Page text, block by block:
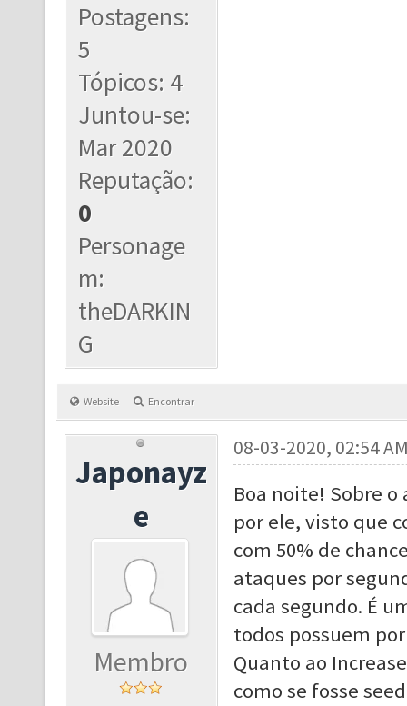
Postagens:
5
Tópicos: 4
Juntou-se:
Mar 2020
Reputação:
0
Personage
m:
theDARKIN
G
Website Encontrar
Japonayz
e
Membro
08-03-2020, 02:54
Boa noite! Sobre
por ele, visto que
com 50% de
ataques por
cada segundo. É
todos possuem
Quanto ao
como se fosse